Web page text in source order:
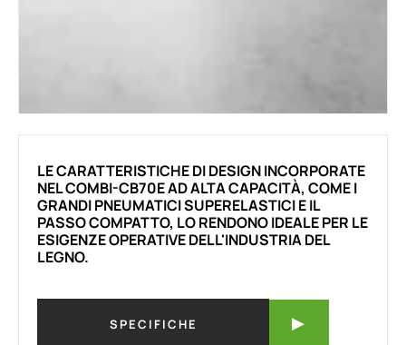
LE CARATTERISTICHE DI DESIGN INCORPORATE
NEL COMBI-CB70E AD ALTA CAPACITÀ, COME I
GRANDI PNEUMATICI SUPERELASTICI E IL
PASSO COMPATTO, LO RENDONO IDEALE PER LE
ESIGENZE OPERATIVE DELL'INDUSTRIA DEL
LEGNO.
SPECIFICHE